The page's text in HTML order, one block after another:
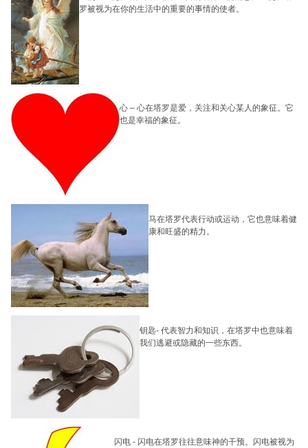
罗被视为在你的生活中的重要的事情的使者。
心 – 心在塔罗是爱，关注和关心某人的象征。它
也是幸福的象征。
马在塔罗代表行动或运动，它也意味着健
康和旺盛的精力。
钥匙- 代表智力和知识，在塔罗中也意味着
我们逃避或隐藏的一些东西。
闪电- 闪电在塔罗往往意味神的干预。闪电被视为